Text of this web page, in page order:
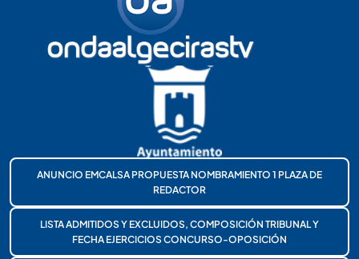
ANUNCIO EMCALSA PROPUESTA NOMBRAMIENTO 1 PLAZA DE
REDACTOR
LISTA ADMITIDOS Y EXCLUIDOS, COMPOSICIÓN TRIBUNAL Y
FECHA EJERCICIOS CONCURSO-OPOSICIÓN